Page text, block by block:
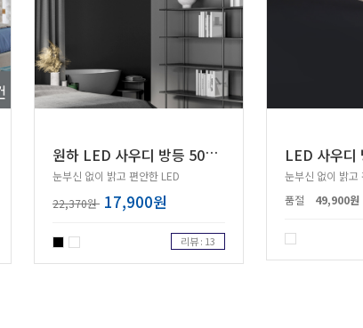
원
하 LED 사우디 방등 50W 삼성칩
눈부신 없이 밝고 편안한 LED
22,370원 17,900원
리뷰 : 13
눈부신 없이 밝고
품절
49,900원